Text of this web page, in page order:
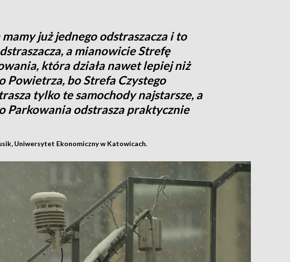
już jednego odstraszacza i to
a mianowicie Strefę
która działa nawet lepiej niż
Powietrza, bo Strefa Czystego
tylko te samochody najstarsze, a
Parkowania odstrasza praktycznie
Uniwersytet Ekonomiczny w Katowicach.